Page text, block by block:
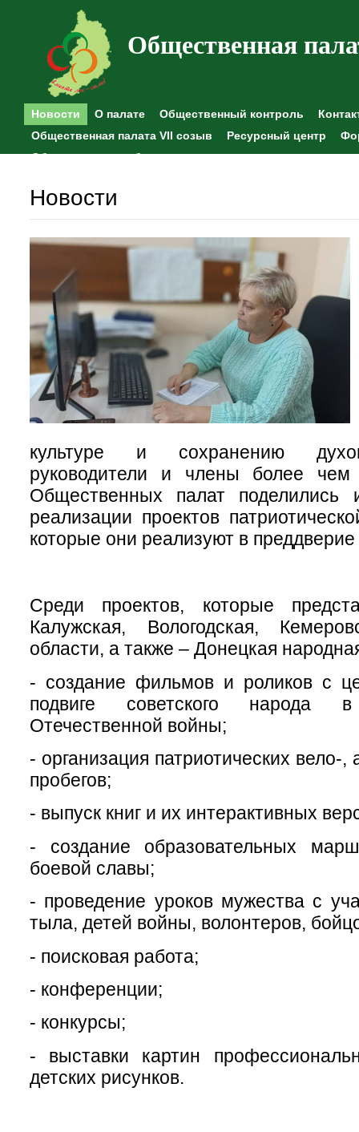
Общественная
Новости О палате Общественный контроль
Общественная палата VII созыв
Ресурсный центр
Общественные наблюдения
Новости
культуре и сохранению
руководители и члены более чем
Общественных палат
реализации проектов
которые они реализуют в
Среди проектов, которые
Калужская, Вологодская,
области, а также – Донецкая
- создание фильмов и роликов с
подвиге советского народа
Отечественной войны;
- организация патриотических вело-,
пробегов;
- выпуск книг и их интерактивных
- создание образовательных
боевой славы;
- проведение уроков мужества с
тыла, детей войны, волонтеров,
- поисковая работа;
-
- конкурсы;
- выставки картин
детских рисунков.